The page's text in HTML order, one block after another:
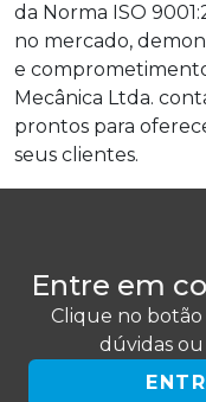
da Norma ISO
no mercado,
e
Mecânica Ltda.
prontos para
seus clientes.
Entre em
Clique no
dúvidas